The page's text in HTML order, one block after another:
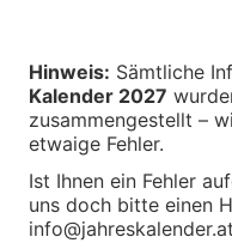
Hinweis: Sämtliche
Kalender 2027
zusammengestellt –
etwaige Fehler.
Ist Ihnen ein Fehler
uns doch bitte einen